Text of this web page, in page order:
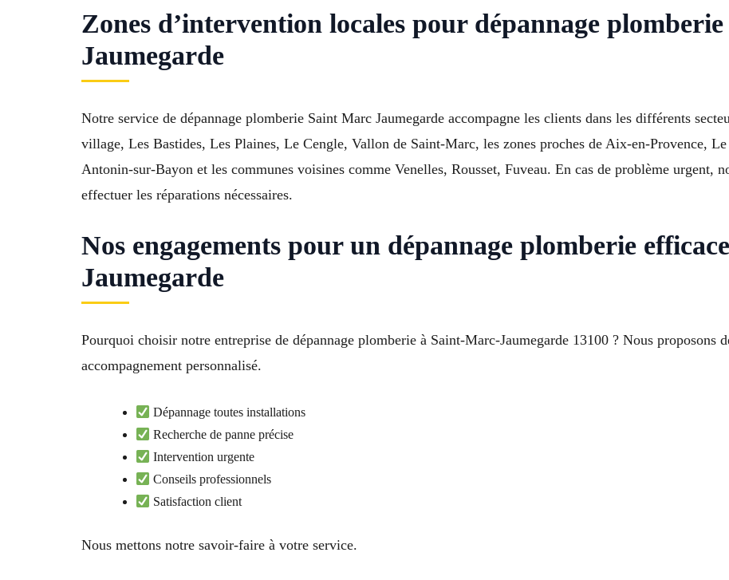
Zones d’intervention locales pour dépannage
Jaumegarde
Notre service de dépannage plomberie Saint Marc Jaumegarde accompagne les clients dans les différents
village, Les Bastides, Les Plaines, Le Cengle, Vallon de Saint-Marc, les zones proches de Aix-en-Provence,
Antonin-sur-Bayon et les communes voisines comme Venelles, Rousset, Fuveau. En cas de problème urgent,
effectuer les réparations nécessaires.
Nos engagements pour un dépannage plomberie
Jaumegarde
Pourquoi choisir notre entreprise de dépannage plomberie à Saint-Marc-Jaumegarde 13100 ? Nous proposons
accompagnement personnalisé.
Dépannage toutes installations
Recherche de panne précise
Intervention urgente
Conseils professionnels
Satisfaction client
Nous mettons notre savoir-faire à votre service.